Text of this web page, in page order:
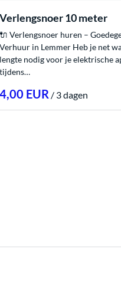
Verlengsnoer 10 meter
🔌 Verlengsnoer huren –
Verhuur in Lemmer Heb je net
lengte nodig voor je elektrische
tijdens…
/